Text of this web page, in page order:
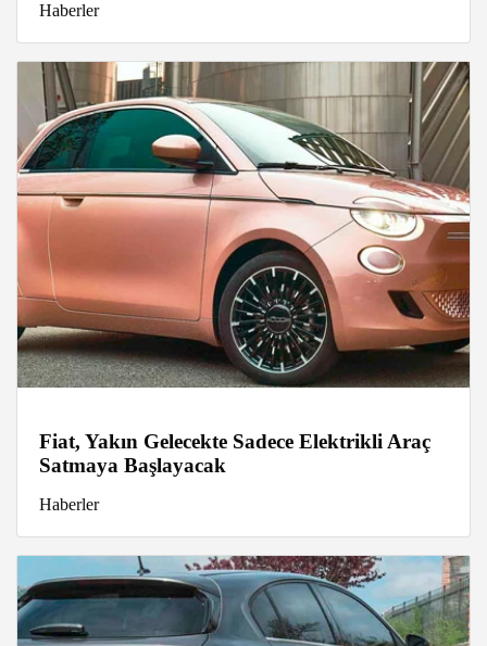
Haberler
Fiat, Yakın Gelecekte Sadece Elektrikli Araç
Satmaya Başlayacak
Haberler